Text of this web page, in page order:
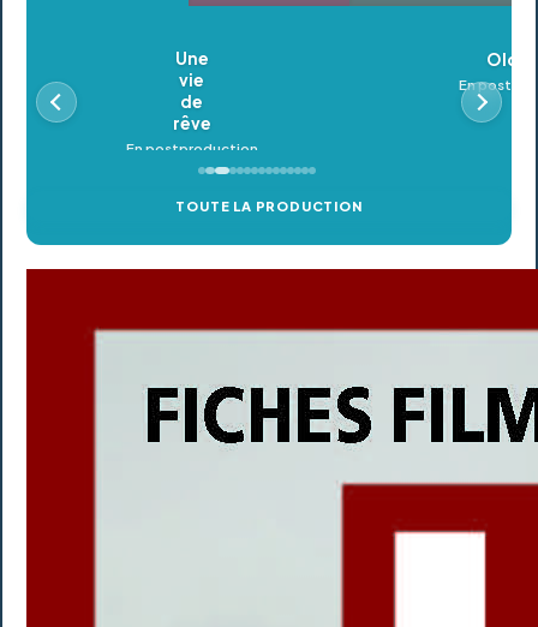
Oldeupe
En postproduction
TOUTE LA PRODUCTION